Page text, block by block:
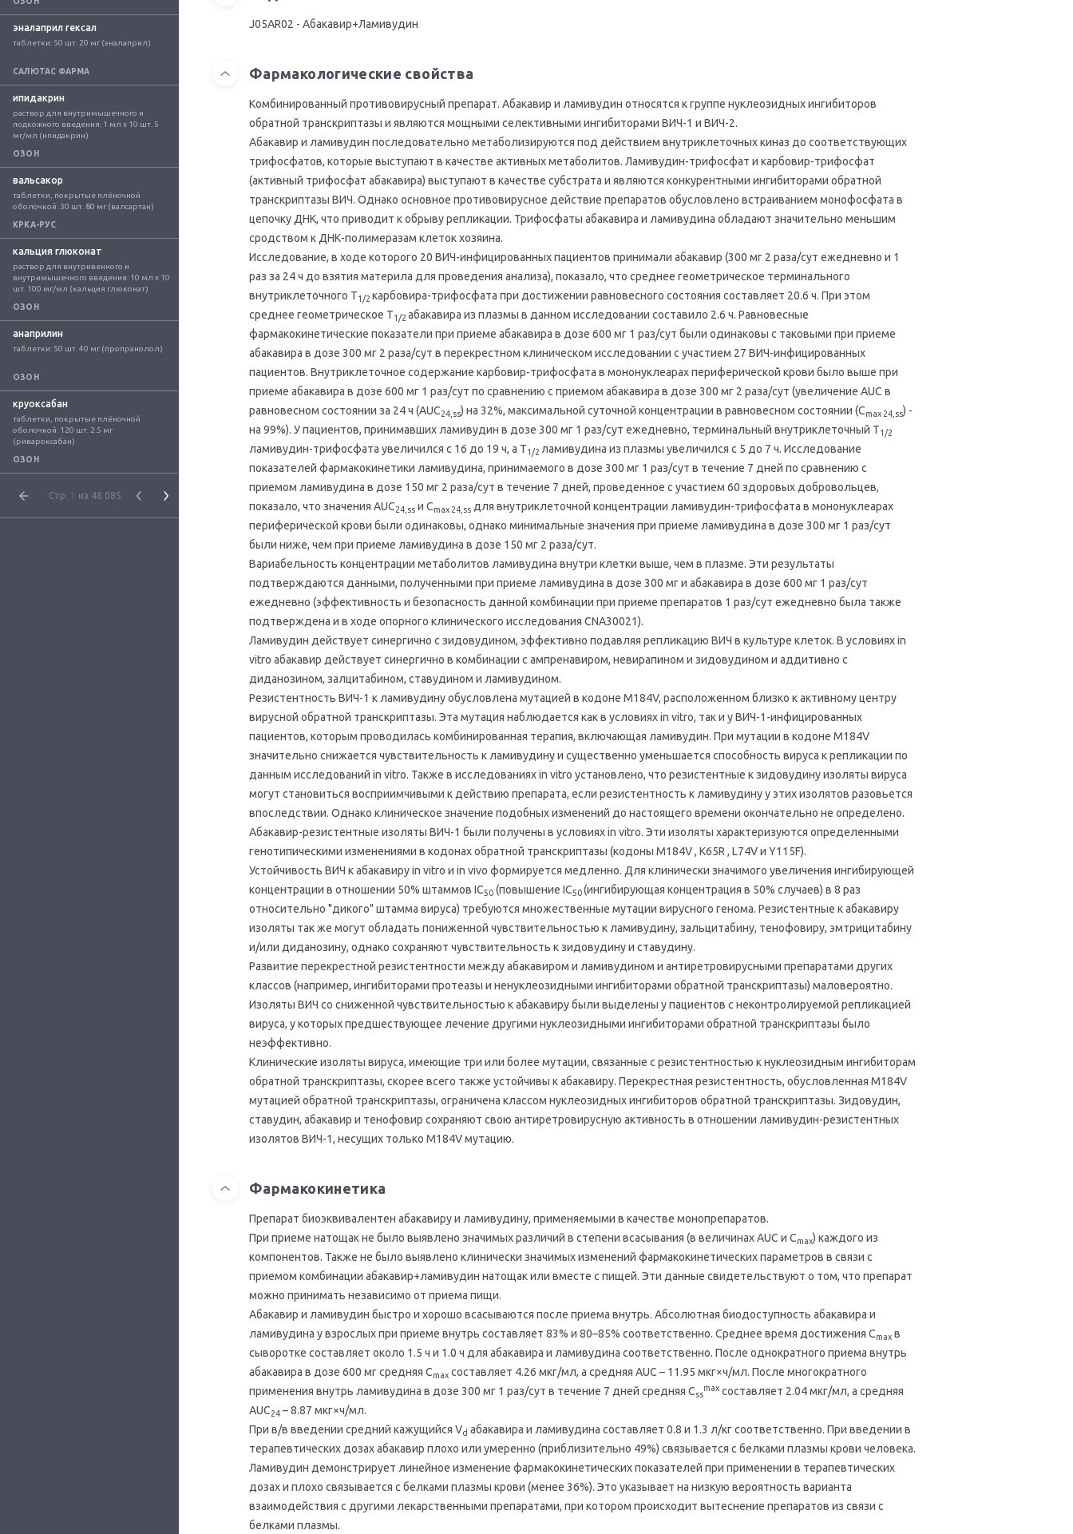
эналаприл гексал
таблетки: 50 шт. 20 мг (эналаприл)
САЛЮТАС ФАРМА
ипидакрин
раствор для внутримышечного и
подкожного введения: 1 мл x 10 шт. 5
мг/мл (ипидакрин)
ОЗОН
вальсакор
таблетки, покрытые плёночной
оболочкой: 30 шт. 80 мг (валсартан)
КРКА-РУС
кальция глюконат
раствор для внутривенного и
внутримышечного введения: 10 мл x 10
шт. 100 мг/мл (кальция глюконат)
ОЗОН
анаприлин
таблетки: 50 шт. 40 мг (пропранолол)
ОЗОН
круоксабан
таблетки, покрытые плёночной
оболочкой: 120 шт. 2.5 мг
(ривароксабан)
ОЗОН
Стр. 1 из 48 085
J05AR02 - Абакавир+Ламивудин
Фармакологические свойства
Комбинированный противовирусный препарат. Абакавир и ламивудин относятся к группе нуклеозидных ингибиторов
обратной транскриптазы и являются мощными селективными ингибиторами ВИЧ-1 и ВИЧ-2.
Абакавир и ламивудин последовательно метаболизируются под действием внутриклеточных киназ до соответствующих
трифосфатов, которые выступают в качестве активных метаболитов. Ламивудин-трифосфат и карбовир-трифосфат
(активный трифосфат абакавира) выступают в качестве субстрата и являются конкурентными ингибиторами обратной
транскриптазы ВИЧ. Однако основное противовирусное действие препаратов обусловлено встраиванием монофосфата в
цепочку ДНК, что приводит к обрыву репликации. Трифосфаты абакавира и ламивудина обладают значительно меньшим
сродством к ДНК-полимеразам клеток хозяина.
Исследование, в ходе которого 20 ВИЧ-инфицированных пациентов принимали абакавир (300 мг 2 раза/сут ежедневно и 1
раз за 24 ч до взятия материла для проведения анализа), показало, что среднее геометрическое терминального
внутриклеточного T1/2 карбовира-трифосфата при достижении равновесного состояния составляет 20.6 ч. При этом
среднее геометрическое T1/2 абакавира из плазмы в данном исследовании составило 2.6 ч. Равновесные
фармакокинетические показатели при приеме абакавира в дозе 600 мг 1 раз/сут были одинаковы с таковыми при приеме
абакавира в дозе 300 мг 2 раза/сут в перекрестном клиническом исследовании с участием 27 ВИЧ-инфицированных
пациентов. Внутриклеточное содержание карбовир-трифосфата в мононуклеарах периферической крови было выше при
приеме абакавира в дозе 600 мг 1 раз/сут по сравнению с приемом абакавира в дозе 300 мг 2 раза/сут (увеличение AUC в
равновесном состоянии за 24 ч (AUC24,ss) на 32%, максимальной суточной концентрации в равновесном состоянии (Cmax 24,ss) -
на 99%). У пациентов, принимавших ламивудин в дозе 300 мг 1 раз/сут ежедневно, терминальный внутриклеточный T1/2
ламивудин-трифосфата увеличился с 16 до 19 ч, а T1/2 ламивудина из плазмы увеличился с 5 до 7 ч. Исследование
показателей фармакокинетики ламивудина, принимаемого в дозе 300 мг 1 раз/сут в течение 7 дней по сравнению с
приемом ламивудина в дозе 150 мг 2 раза/сут в течение 7 дней, проведенное с участием 60 здоровых добровольцев,
показало, что значения AUC24,ss и Cmax 24,ss для внутриклеточной концентрации ламивудин-трифосфата в мононуклеарах
периферической крови были одинаковы, однако минимальные значения при приеме ламивудина в дозе 300 мг 1 раз/сут
были ниже, чем при приеме ламивудина в дозе 150 мг 2 раза/сут.
Вариабельность концентрации метаболитов ламивудина внутри клетки выше, чем в плазме. Эти результаты
подтверждаются данными, полученными при приеме ламивудина в дозе 300 мг и абакавира в дозе 600 мг 1 раз/сут
ежедневно (эффективность и безопасность данной комбинации при приеме препаратов 1 раз/сут ежедневно была также
подтверждена и в ходе опорного клинического исследования CNA30021).
Ламивудин действует синергично с зидовудином, эффективно подавляя репликацию ВИЧ в культуре клеток. В условиях in
vitro абакавир действует синергично в комбинации с ампренавиром, невирапином и зидовудином и аддитивно с
диданозином, залцитабином, ставудином и ламивудином.
Резистентность ВИЧ-1 к ламивудину обусловлена мутацией в кодоне M184V, расположенном близко к активному центру
вирусной обратной транскриптазы. Эта мутация наблюдается как в условиях in vitro, так и у ВИЧ-1-инфицированных
пациентов, которым проводилась комбинированная терапия, включающая ламивудин. При мутации в кодоне M184V
значительно снижается чувствительность к ламивудину и существенно уменьшается способность вируса к репликации по
данным исследований in vitro. Также в исследованиях in vitro установлено, что резистентные к зидовудину изоляты вируса
могут становиться восприимчивыми к действию препарата, если резистентность к ламивудину у этих изолятов разовьется
впоследствии. Однако клиническое значение подобных изменений до настоящего времени окончательно не определено.
Абакавир-резистентные изоляты ВИЧ-1 были получены в условиях in vitro. Эти изоляты характеризуются определенными
генотипическими изменениями в кодонах обратной транскриптазы (кодоны M184V , K65R , L74V и Y115F).
Устойчивость ВИЧ к абакавиру in vitro и in vivo формируется медленно. Для клинически значимого увеличения ингибирующей
концентрации в отношении 50% штаммов IC50 (повышение IC50(ингибирующая концентрация в 50% случаев) в 8 раз
относительно "дикого" штамма вируса) требуются множественные мутации вирусного генома. Резистентные к абакавиру
изоляты так же могут обладать пониженной чувствительностью к ламивудину, зальцитабину, тенофовиру, эмтрицитабину
и/или диданозину, однако сохраняют чувствительность к зидовудину и ставудину.
Развитие перекрестной резистентности между абакавиром и ламивудином и антиретровирусными препаратами других
классов (например, ингибиторами протеазы и ненуклеозидными ингибиторами обратной транскриптазы) маловероятно.
Изоляты ВИЧ со сниженной чувствительностью к абакавиру были выделены у пациентов с неконтролируемой репликацией
вируса, у которых предшествующее лечение другими нуклеозидными ингибиторами обратной транскриптазы было
неэффективно.
Клинические изоляты вируса, имеющие три или более мутации, связанные с резистентностью к нуклеозидным ингибиторам
обратной транскриптазы, скорее всего также устойчивы к абакавиру. Перекрестная резистентность, обусловленная М184V
мутацией обратной транскриптазы, ограничена классом нуклеозидных ингибиторов обратной транскриптазы. Зидовудин,
ставудин, абакавир и тенофовир сохраняют свою антиретровирусную активность в отношении ламивудин-резистентных
изолятов ВИЧ-1, несущих только M184V мутацию.
Фармакокинетика
Препарат биоэквивалентен абакавиру и ламивудину, применяемыми в качестве монопрепаратов.
При приеме натощак не было выявлено значимых различий в степени всасывания (в величинах AUC и Сmax) каждого из
компонентов. Также не было выявлено клинически значимых изменений фармакокинетических параметров в связи с
приемом комбинации абакавир+ламивудин натощак или вместе с пищей. Эти данные свидетельствуют о том, что препарат
можно принимать независимо от приема пищи.
Абакавир и ламивудин быстро и хорошо всасываются после приема внутрь. Абсолютная биодоступность абакавира и
ламивудина у взрослых при приеме внутрь составляет 83% и 80–85% соответственно. Среднее время достижения Cmax в
сыворотке составляет около 1.5 ч и 1.0 ч для абакавира и ламивудина соответственно. После однократного приема внутрь
абакавира в дозе 600 мг средняя Сmax составляет 4.26 мкг/мл, а средняя AUC – 11.95 мкг×ч/мл. После многократного
применения внутрь ламивудина в дозе 300 мг 1 раз/сут в течение 7 дней средняя Css
max составляет 2.04 мкг/мл, а средняя
AUC24 – 8.87 мкг×ч/мл.
При в/в введении средний кажущийся Vd абакавира и ламивудина составляет 0.8 и 1.3 л/кг соответственно. При введении в
терапевтических дозах абакавир плохо или умеренно (приблизительно 49%) связывается с белками плазмы крови человека.
Ламивудин демонстрирует линейное изменение фармакокинетических показателей при применении в терапевтических
дозах и плохо связывается с белками плазмы крови (менее 36%). Это указывает на низкую вероятность варианта
взаимодействия с другими лекарственными препаратами, при котором происходит вытеснение препаратов из связи с
белками плазмы.